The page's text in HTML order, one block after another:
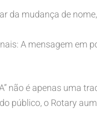
da mudança de
A mensagem em
não é apenas
público, o Rotary